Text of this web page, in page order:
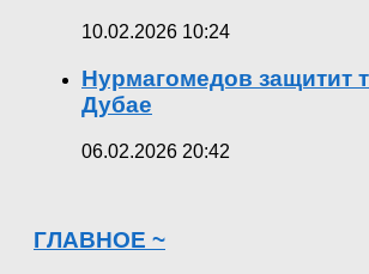
10.02.2026 10:24
Нурмагомедов защитит
Дубае
06.02.2026 20:42
ГЛАВНОЕ ~